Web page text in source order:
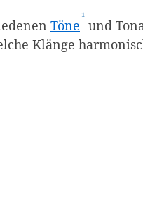
Töne (Affiliate-
¹ und
Klänge